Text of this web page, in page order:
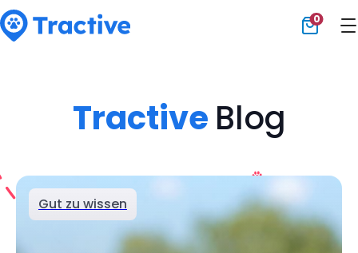
0
Tractive Blog
Gut zu wissen